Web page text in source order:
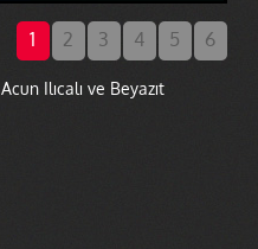
1 2 3 4 5 6
Ilıcalı ve Beyazıt